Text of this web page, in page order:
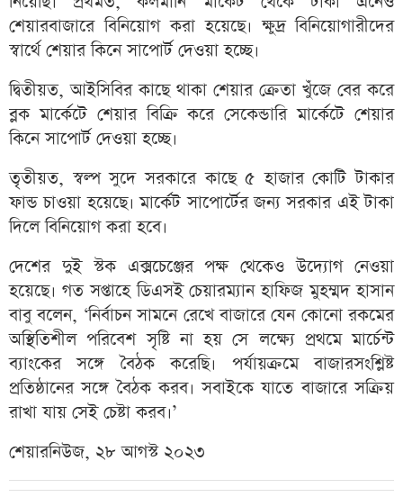
শেয়ারবাজারে বিনিয়োগ করা হয়েছে। ক্ষুদ্র বিনিয়োগারীদের
স্বার্থে শেয়ার কিনে সাপোর্ট দেওয়া হচ্ছে।
দ্বিতীয়ত, আইসিবির কাছে থাকা শেয়ার ক্রেতা খুঁজে বের করে
ব্লক মার্কেটে শেয়ার বিক্রি করে সেকেন্ডারি মার্কেটে শেয়ার
কিনে সাপোর্ট দেওয়া হচ্ছে।
তৃতীয়ত, স্বল্প সুদে সরকারে কাছে ৫ হাজার কোটি টাকার
ফান্ড চাওয়া হয়েছে। মার্কেট সাপোর্টের জন্য সরকার এই টাকা
দিলে বিনিয়োগ করা হবে।
দেশের দুই স্টক এক্সচেঞ্জের পক্ষ থেকেও উদ্যোগ নেওয়া
হয়েছে। গত সপ্তাহে ডিএসই চেয়ারম্যান হাফিজ মুহম্মদ হাসান
বাবু বলেন, ‘নির্বাচন সামনে রেখে বাজারে যেন কোনো রকমের
অস্থিতিশীল পরিবেশ সৃষ্টি না হয় সে লক্ষ্যে প্রথমে মার্চেন্ট
ব্যাংকের সঙ্গে বৈঠক করেছি। পর্যায়ক্রমে বাজারসংশ্লিষ্ট
প্রতিষ্ঠানের সঙ্গে বৈঠক করব। সবাইকে যাতে বাজারে সক্রিয়
রাখা যায় সেই চেষ্টা করব।’
শেয়ারনিউজ, ২৮ আগস্ট ২০২৩